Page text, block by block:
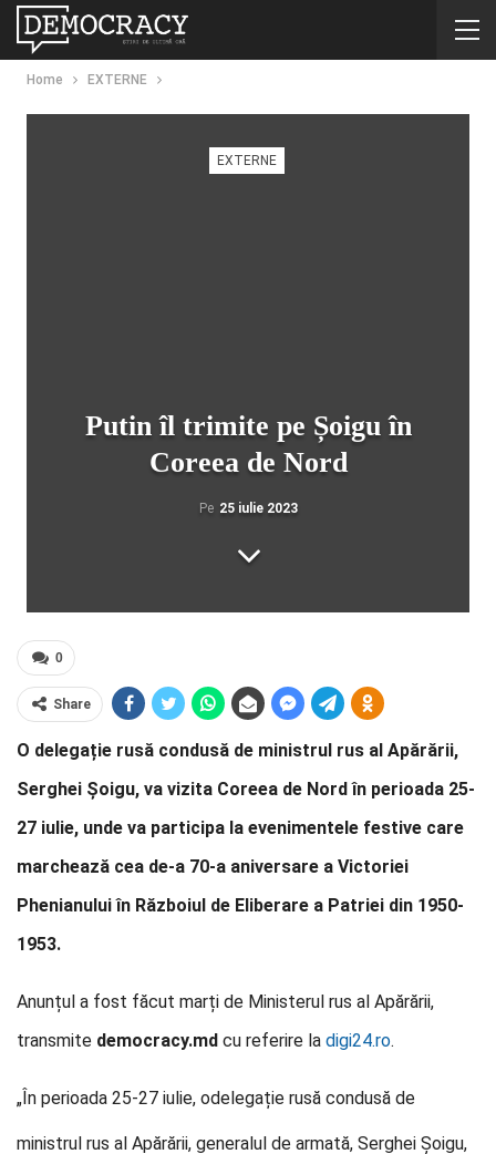
Home EXTERNE
EXTERNE
Putin îl trimite pe Șoigu în
Coreea de Nord
Pe 25 iulie 2023
0
Share
O delegație rusă condusă de ministrul rus al Apărării,
Serghei Șoigu, va vizita Coreea de Nord în perioada 25-
27 iulie, unde va participa la evenimentele festive care
marchează cea de-a 70-a aniversare a Victoriei
Phenianului în Războiul de Eliberare a Patriei din 1950-
1953.
Anunțul a fost făcut marți de Ministerul rus al Apărării,
transmite democracy.md cu referire la digi24.ro.
„În perioada 25-27 iulie, odelegație rusă condusă de
ministrul rus al Apărării, generalul de armată, Serghei Şoigu,